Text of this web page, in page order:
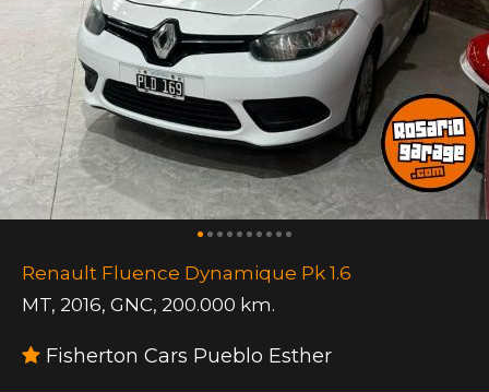
Renault Fluence Dynamique Pk 1.6
MT, 2016, GNC, 200.000 km.
Fisherton Cars Pueblo Esther